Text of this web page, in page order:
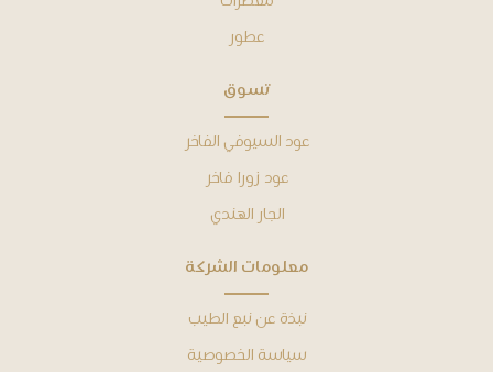
عطور
ﺗﺴﻮﻕ
عود السيوفي الفاخر
عود زورا فاخر
الجار الهندي
ﻣﻌﻠﻮﻣﺎﺕ ﺍﻟﺸﺮﻛﺔ
ﻧﺒﺬﺓ ﻋﻦ نبع الطيب
ﺳﻴﺎﺳﺔ ﺍﻟﺨﺼﻮﺻﻴﺔ